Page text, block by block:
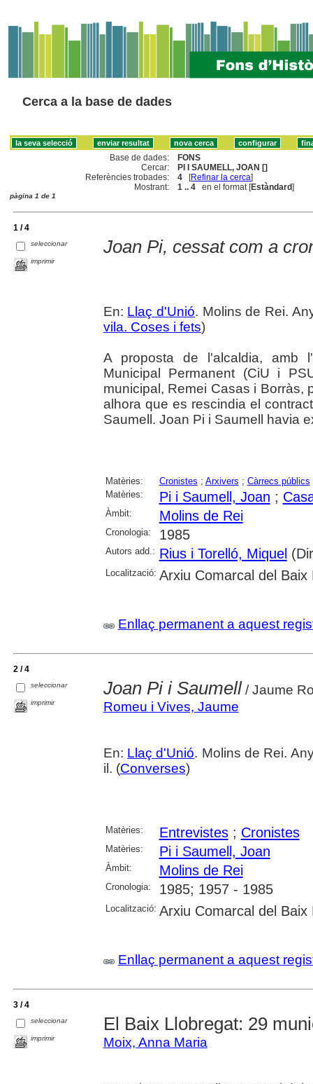
Cerca a la base de dades
Base de dades:
FONS
Cercar:
PI I SAUMELL, JOAN []
Referències trobades:
4 [Refinar la cerca]
Mostrant:
1 .. 4 en el format [Estàndard]
pàgina 1 de 1
1 / 4
seleccionar
imprimir
Joan Pi, cessat com a
En: Llaç d'Unió. Molins de Rei.
vila. Coses i fets)
A proposta de l'alcaldia, amb
Municipal Permanent (CiU i
municipal, Remei Casas i Borràs,
alhora que es rescindia el
Saumell. Joan Pi i Saumell havia
Matèries: Cronistes ; Arxivers ; Càrrecs públics
Matèries:
Pi i Saumell, Joan ;
Àmbit: Molins de Rei
Cronologia: 1985
Autors add.: Rius i Torelló, Miquel
Localització: Arxiu Comarcal del Baix
Enllaç permanent a aquest
2 / 4
seleccionar
imprimir
Joan Pi i Saumell/ Jaume
Romeu i Vives, Jaume
En: Llaç d'Unió. Molins de Rei.
il. (Converses)
Matèries: Entrevistes; Cronistes
Matèries: Pi i Saumell, Joan
Àmbit: Molins de Rei
Cronologia: 1985; 1957 - 1985
Localització: Arxiu Comarcal del Baix
Enllaç permanent a aquest
3 / 4
seleccionar
imprimir
El Baix Llobregat: 29
Moix, Anna Maria